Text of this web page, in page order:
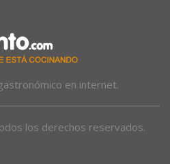
en internet.
los derechos reservados.